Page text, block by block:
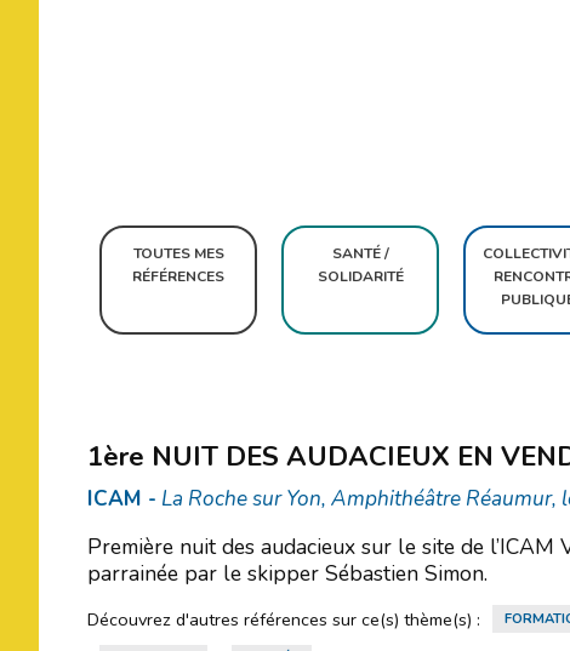
TOUTES MES
RÉFÉRENCES
SANTÉ /
SOLIDARITÉ
1ère NUIT DES AUDACIEUX EN
ICAM - La Roche sur Yon, Amphithéâtre Réaumur,
Première nuit des audacieux sur le site de
parrainée par le skipper Sébastien Simon.
Découvrez d'autres références sur ce(s) thème(s) :